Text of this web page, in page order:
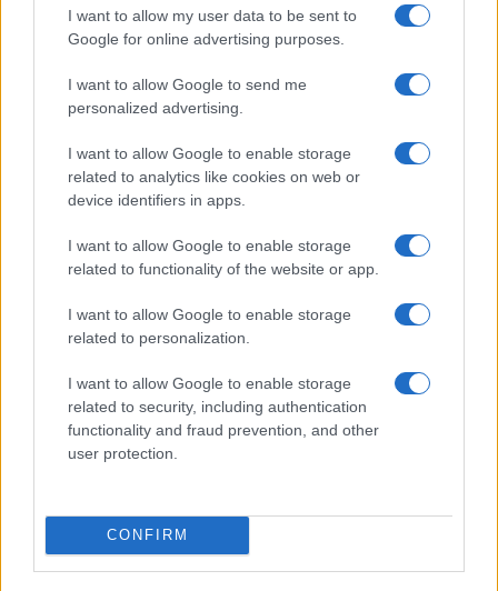
I want to allow my user data to be sent to
Google for online advertising purposes.
I want to allow Google to send me
personalized advertising.
I want to allow Google to enable storage
related to analytics like cookies on web or
device identifiers in apps.
I want to allow Google to enable storage
related to functionality of the website or app.
I want to allow Google to enable storage
related to personalization.
I want to allow Google to enable storage
related to security, including authentication
functionality and fraud prevention, and other
user protection.
CONFIRM
Το διάστημα από την προκήρυξη των εκλογών έως
σήμερα η παράταξη κατέθεσε την άποψη να παραμείνουν
ως αιρετοί οι εκλεγέντες της τελευταίας διετίας, θέση
που έγινε αποδεκτή από την πλειοψηφία του Δ.Σ της
θετικά στην πρότασή μας.
Εντύπωση μας προκαλεί η ανελαστικότητα του
Υπουργείου Παιδείας, που μετέτρεψε ένα τεχνικής
εκπαιδευτική κοινότητα.
Με δεδομένο ότι στη συντριπτική πλειοψηφία των